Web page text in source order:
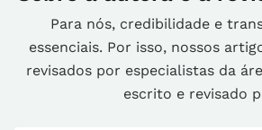
Para nós, credibilidade e
essenciais. Por isso, nossos
revisados por especialistas da
escrito e revisado